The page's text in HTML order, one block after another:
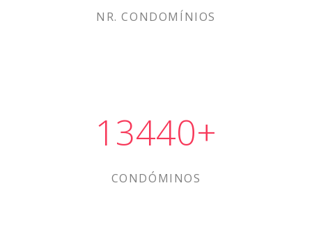
NR. CONDOMÍNIOS
14000+
CONDÓMINOS